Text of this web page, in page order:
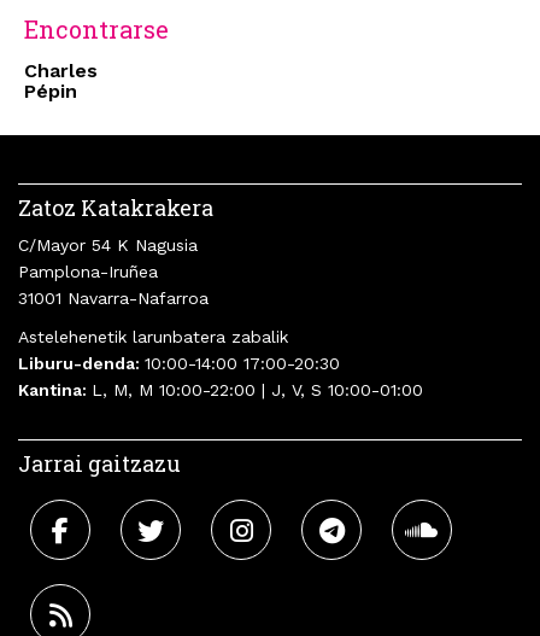
Encontrarse
Charles
Pépin
Zatoz Katakrakera
C/Mayor 54 K Nagusia
Pamplona-Iruñea
31001 Navarra-Nafarroa
Astelehenetik larunbatera zabalik
Liburu-denda: 10:00-14:00 17:00-20:30
Kantina: L, M, M 10:00-22:00 | J, V, S 10:00-01:00
Jarrai gaitzazu